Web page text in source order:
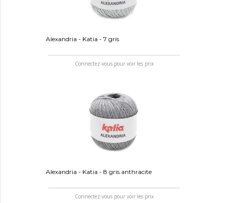
Alexandria - Katia - 7 gris
Connectez-vous pour voir les prix
Alexandria - Katia - 8 gris anthracite
Connectez-vous pour voir les prix